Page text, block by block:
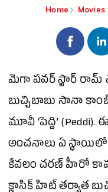
Home Movies
మెగాపవర్ స్టార్రామ్
బుచ్చిబాబు సానా
మూవీ‘పెద్ది’ (Peddi). ఈ
అంచనాలు ఏ
కేవలం చరణ్ హీరో
క్లాసిక్ హిట్ తర్వాత